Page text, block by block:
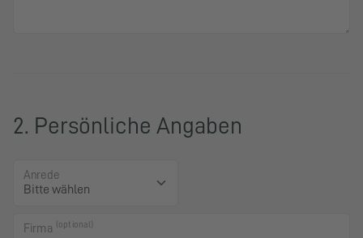
2. Persönliche Angaben
Anrede
Firma (optional)